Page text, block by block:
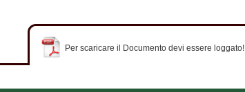
Per scaricare il Documento devi essere loggato!